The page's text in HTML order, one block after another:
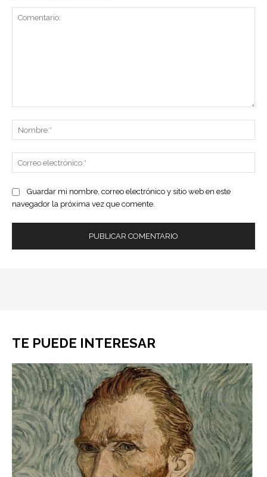
Guardar mi nombre, correo electrónico y sitio web en este
navegador la próxima vez que comente.
TE PUEDE INTERESAR